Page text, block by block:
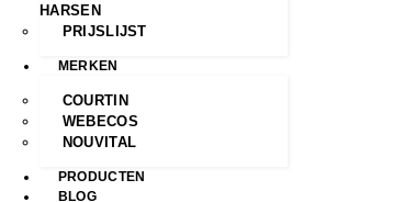
HARSEN
PRIJSLIJST
MERKEN
COURTIN
WEBECOS
NOUVITAL
PRODUCTEN
BLOG